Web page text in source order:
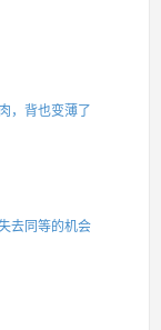
，背也变薄了
去同等的机会